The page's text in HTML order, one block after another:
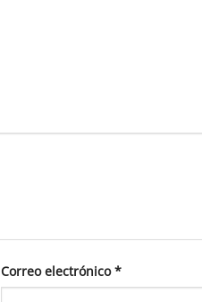
Correo electrónico*